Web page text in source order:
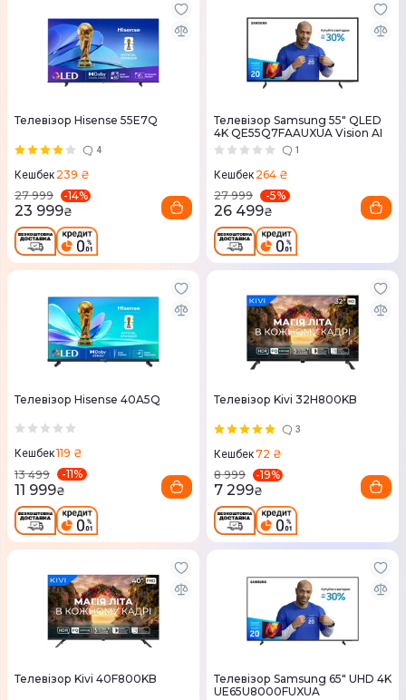
Телевізор Hisense 55E7Q
4
Кешбек 239 ₴
27 999
-14%
23 999₴
Телевізор Samsung 55" QLED
4K QE55Q7FAAUXUA Vision AI
1
Кешбек 264 ₴
27 999
-5%
26 499₴
Телевізор Hisense 40A5Q
Кешбек119 ₴
13 499
-11%
11 999₴
Телевізор Kivi 32H800KB
3
Кешбек72 ₴
8 999
-19%
7 299₴
Телевізор Kivi 40F800KB
Телевізор Samsung 65" UHD 4K
UE65U8000FUXUA